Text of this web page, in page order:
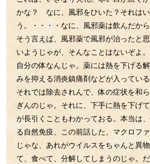
第59回 ﾏｸﾛﾌｧｰｼﾞはLPSﾏｯｻｰｼﾞがお好
第58回 LPSによるﾏｸﾛﾌｧｰｼﾞの再教育
第57回 細菌のエクソソームの話
第56回 胎児の腸内細菌の話
第55回 LPSと乳酸菌の話
第54回 ｱﾎﾟﾄｰｼｽとﾏｸﾛﾌｧｰｼﾞの話
第53回 免疫組織に住む細菌の話
第52回 BCGとコロナの話
第50回 ウイルスの感染の話
第49回 ﾏｸﾛﾌｧｰｼﾞのLPS伝達すご技
かな？ なに、風邪をひいた？それは
う。・・・・なに、風邪薬は飲んだか
そう言えば、風邪薬で風邪が治ったと
いようじゃが、そんなことはないぞよ
自分の体なんじゃ。薬には熱を下げる
みを抑える消炎鎮痛剤などが入ってい
それでは除去されんで、体の症状を和
ぎんのじゃ。それに、下手に熱を下げ
が長引くこともわかっておる。本当は
る自然免疫、この前話した、マクロフ
じゃな、あれがウイルスをちゃんと異
て、食べて、分解してしまうのじゃ。